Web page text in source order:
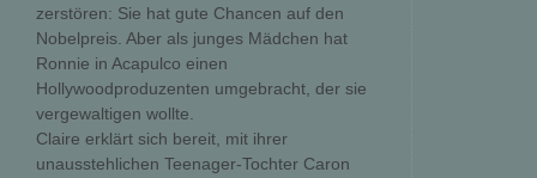
zerstören: Sie hat gute Chancen auf den
Nobelpreis. Aber als junges Mädchen hat
Ronnie in Acapulco einen
Hollywoodproduzenten umgebracht, der sie
vergewaltigen wollte.
Claire erklärt sich bereit, mit ihrer
unausstehlichen Teenager-Tochter Caron